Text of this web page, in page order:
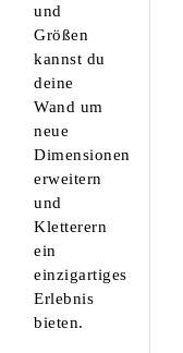
und
Größen
kannst du
deine
Wand um
neue
Dimensionen
erweitern
und
Kletterern
ein
einzigartiges
Erlebnis
bieten.